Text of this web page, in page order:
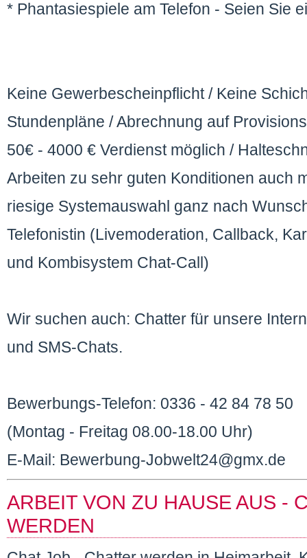
* Phantasiespiele am Telefon - Seien Sie
Keine Gewerbescheinpflicht / Keine
Stundenpläne / Abrechnung auf
50€ - 4000 € Verdienst möglich /
Arbeiten zu sehr guten Konditionen auch
riesige Systemauswahl ganz nach
Telefonistin (Livemoderation, Callback,
und Kombisystem Chat-Call)
Wir suchen auch: Chatter für unsere
und SMS-Chats.
Bewerbungs-Telefon: 0336 - 42 84 78 50
(Montag - Freitag 08.00-18.00 Uhr)
E-Mail: Bewerbung-Jobwelt24@gmx.de
ARBEIT VON ZU HAUSE AUS -
WERDEN